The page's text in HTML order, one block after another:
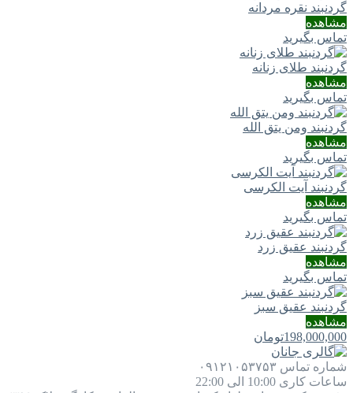
گردنبند نقره مردانه
مشاهده
تماس بگیرید
گردنبند طلای زنانه
مشاهده
تماس بگیرید
گردنبند ومن یتق الله
مشاهده
تماس بگیرید
گردنبند آیت الکرسی
مشاهده
تماس بگیرید
گردنبند عقیق زرد
مشاهده
تماس بگیرید
گردنبند عقیق سبز
مشاهده
198,000,000تومان
شماره تماس ۰۹۱۲۱۰۵۳۷۵۳
ساعات کاری 10:00 الی 22:00